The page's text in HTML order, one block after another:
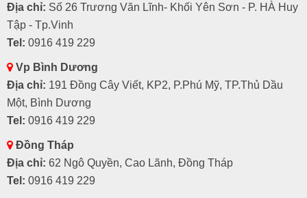
Địa chỉ: Số 26 Trương Văn Lĩnh- Khối Yên Sơn - P. HÀ Huy
Tập - Tp.Vinh
Tel: 0916 419 229
Vp Bình Dương
Địa chỉ: 191 Đồng Cây Viết, KP2, P.Phú Mỹ, TP.Thủ Dầu
Một, Bình Dương
Tel: 0916 419 229
Đồng Tháp
Địa chỉ: 62 Ngô Quyền, Cao Lãnh, Đồng Tháp
Tel: 0916 419 229